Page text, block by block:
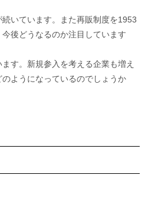
いています。また再販制度を1953
後どうなるのか注目しています
す。新規参入を考える企業も増え
ようになっているのでしょうか